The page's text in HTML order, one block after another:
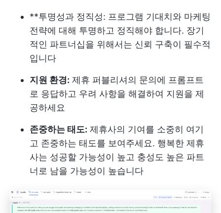
**투명성과 정직성: 프로그램 기대치와 마케팅
전략에 대해 투명하고 정직해야 합니다. 장기
적인 파트너십을 위해서는 신뢰 구축이 필수적
입니다
지원 환경: 제휴 퍼블리셔의 문의에 프롬프트
로 응답하고 우려 사항을 해결하여 지원을 제
공하세요
존중하는 태도: 제휴사의 기여를 소중히 여기
고 존중하는 태도를 보여주세요. 행복한 제휴
사는 성공할 가능성이 높고 충성도 높은 파트
너로 남을 가능성이 높습니다